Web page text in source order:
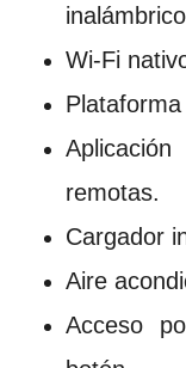
Wi-Fi
remotas.
Cargador
Aire
Acceso